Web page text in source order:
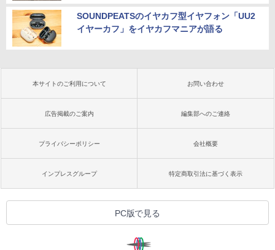
SOUNDPEATSのイヤカフ型イヤフォン「UU2
イヤーカフ」をイヤカフマニアが語る
本サイトのご利用について お問い合わせ
広告掲載のご案内 編集部へのご連絡
プライバシーポリシー 会社概要
インプレスグループ 特定商取引法に基づく表示
PC版で見る